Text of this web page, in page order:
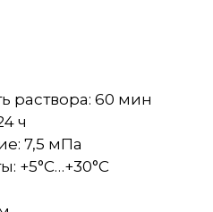
раствора: 60 мин
ч
7,5 мПа
+5°C…+30°C